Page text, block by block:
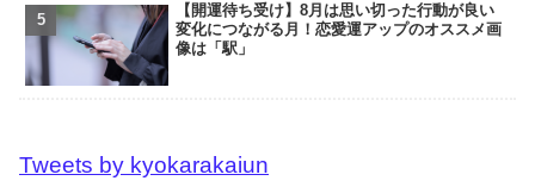
【開運待ち受け】8月は思い切った行動が良い
変化につながる月！恋愛運アップのオススメ画
像は「駅」
Tweets by kyokarakaiun